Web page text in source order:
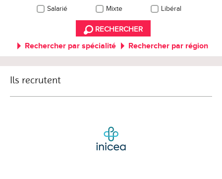
Salarié Mixte Libéral
RECHERCHER
Rechercher par spécialité Rechercher par région
Ils recrutent